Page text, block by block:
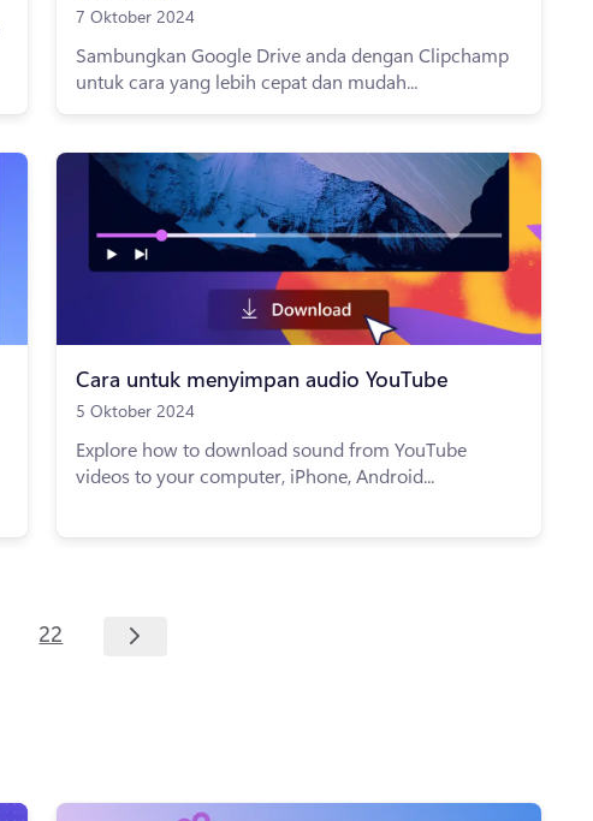
7 Oktober 2024
Sambungkan Google Drive anda dengan Clipchamp
untuk cara yang lebih cepat dan mudah...
Cara untuk menyimpan audio YouTube
5 Oktober 2024
Explore how to download sound from YouTube
videos to your computer, iPhone, Android...
22